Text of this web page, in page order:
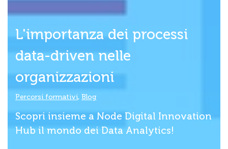
L'importanza dei processi
data-driven nelle
organizzazioni
Percorsi formativi, Blog
Scopri insieme a Node Digital Innovation
Hub il mondo dei Data Analytics!